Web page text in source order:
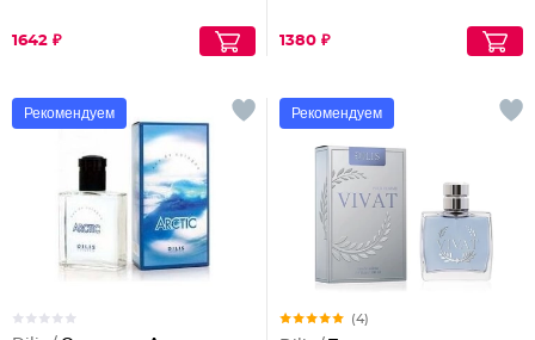
1642 ₽ 1380 ₽
Рекомендуем Рекомендуем
(4)